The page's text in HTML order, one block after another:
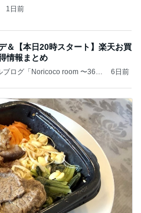
1日前
＆【本日20時スタート】楽天お買
情報まとめ
グ「Noricoco room 〜365
6日前